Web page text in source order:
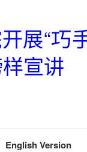
展“巧
宣讲
English Version